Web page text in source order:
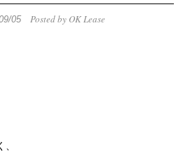
09/05Posted by OK Lease